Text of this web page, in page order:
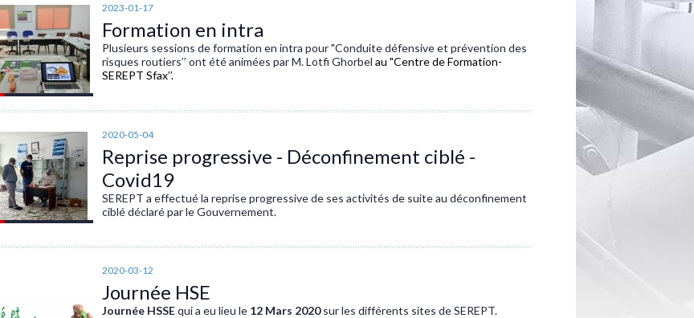
2023-01-17
Formation en intra
Plusieurs sessions de formation en intra pour "Conduite défensive et prévention des
risques routiers’’ ont été animées par M. Lotfi Ghorbel au "Centre de Formation-
SEREPT Sfax’’.
2020-05-04
Reprise progressive - Déconfinement ciblé -
Covid19
SEREPT a effectué la reprise progressive de ses activités de suite au déconfinement
ciblé déclaré par le Gouvernement.
2020-03-12
Journée HSE
Journée HSSEqui a eu lieu le 12 Mars 2020sur les différents sites de SEREPT.